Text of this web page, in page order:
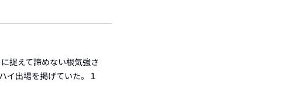
捉えて諦めない根気強さ
イ出場を掲げていた。１